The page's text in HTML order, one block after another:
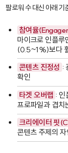
팔로워 수 대신 아래 기
참여율
마이크로 인플
(0.5~1%)보다
콘텐츠 진정성 :
확인
타겟 오버랩 : 인
프로파일과 겹치
크리에이터 핏
콘텐츠 주제의